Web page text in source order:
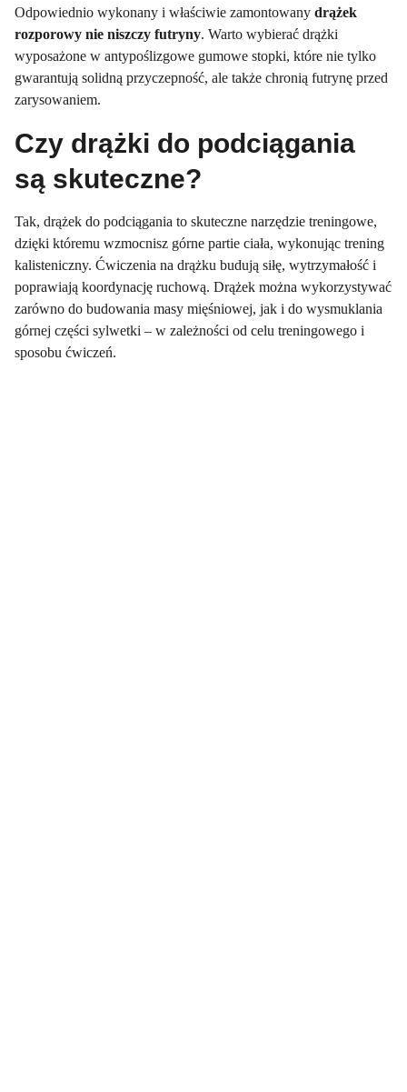
Odpowiednio wykonany i właściwie zamontowany drążek
rozporowy nie niszczy futryny. Warto wybierać drążki
wyposażone w antypoślizgowe gumowe stopki, które nie tylko
gwarantują solidną przyczepność, ale także chronią futrynę przed
zarysowaniem.
Czy drążki do podciągania
są skuteczne?
Tak, drążek do podciągania to skuteczne narzędzie treningowe,
dzięki któremu wzmocnisz górne partie ciała, wykonując trening
kalisteniczny. Ćwiczenia na drążku budują siłę, wytrzymałość i
poprawiają koordynację ruchową. Drążek można wykorzystywać
zarówno do budowania masy mięśniowej, jak i do wysmuklania
górnej części sylwetki – w zależności od celu treningowego i
sposobu ćwiczeń.